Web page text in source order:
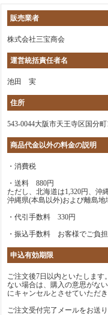
販売業者
株式会社三宝商会
運営統括責任者名
池田 実
住所
543-0044大阪市天王寺区国分町
商品代金以外の料金の説明
・消費税
・送料 880円
ただし、北海道は1,320円、沖
沖縄県(本島以外)および離島地
・代引手数料 330円
・振込手数料 お客様でご負
申込有効期限
ご注文後7日以内といたしま
ない場合は、購入の意思がな
にキャンセルとさせていただき
ご注文受付完了メールをお送